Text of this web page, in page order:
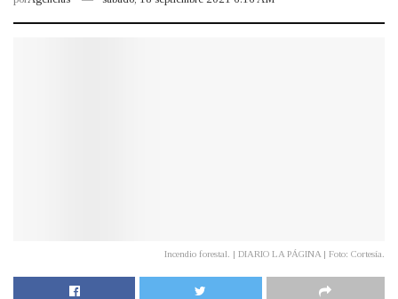
Incendio forestal. | DIARIO LA PÁGINA | Foto: Cortesía.